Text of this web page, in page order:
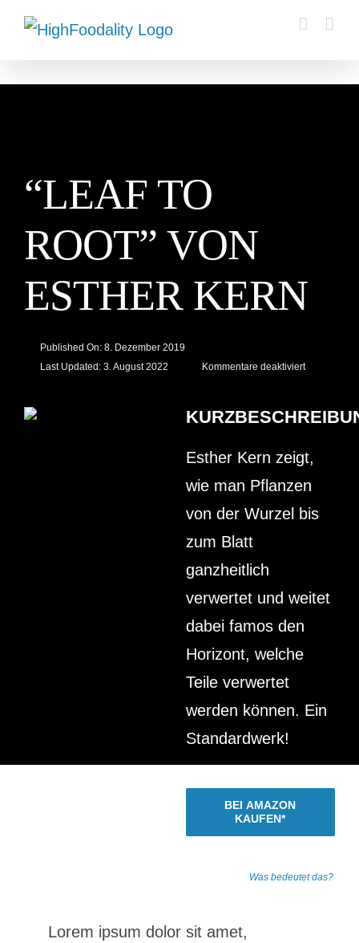
Zum
Inhalt
“LEAF TO
ROOT” VON
ESTHER KERN
Published On: 8. Dezember 2019
Last Updated: 3. August 2022
Kommentare deaktiviertfür
von
Esther
Esther Kern zeigt,
wie man Pflanzen
von der Wurzel bis
zum Blatt
ganzheitlich
verwertet und weitet
dabei famos den
Horizont, welche
Teile verwertet
werden können. Ein
Standardwerk!
BEI AMAZON
KAUFEN*
Was bedeutet das?
Lorem ipsum dolor sit amet,